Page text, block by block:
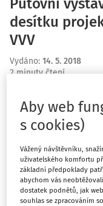
Putovní
desítku
VVV
Vydáno: 14. 5. 2018
2 minuty čtení
V pátek 18.
z Poděbrad v
Operačního
VVV). V průběhu
v Českých
Aby web
s cookies)
Vážený návštěvníku,
uživatelského komfortu
základní předpoklady
abychom vás
dostatek podnětů, jak
souhlas se zpracováním